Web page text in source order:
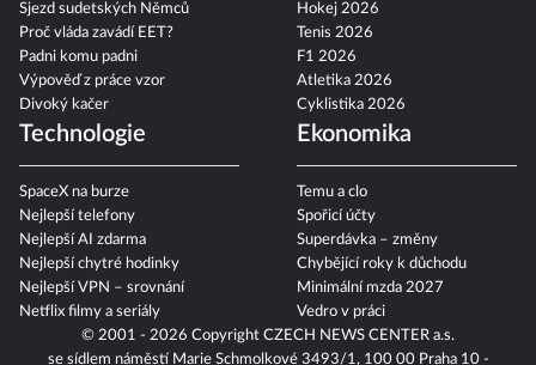
© 2001 - 2026 Copyright CZECH NEWS CENTER a.s.
se sídlem náměstí Marie Schmolkové 3493/1, 100 00 Praha 10 -
Sjezd sudetských Němců
Proč vláda zavádí EET?
Padni komu padni
Výpověď z práce vzor
Divoký kačer
Hokej 2026
Tenis 2026
F1 2026
Atletika 2026
Cyklistika 2026
Technologie
SpaceX na burze
Nejlepší telefony
Nejlepší AI zdarma
Nejlepší chytré hodinky
Nejlepší VPN – srovnání
Netflix filmy a seriály
Ekonomika
Temu a clo
Spořicí účty
Superdávka – změny
Chybějící roky k důchodu
Minimální mzda 2027
Vedro v práci